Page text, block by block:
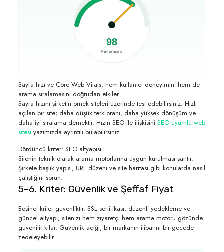
98
Performans
Sayfa hızı ve Core Web Vitals; hem kullanıcı deneyimini hem de
arama sıralamasını doğrudan etkiler.
Sayfa hızını şirketin örnek siteleri üzerinde test edebilirsiniz. Hızlı
açılan bir site; daha düşük terk oranı, daha yüksek dönüşüm ve
daha iyi sıralama demektir. Hızın SEO ile ilişkisini SEO uyumlu web
sitesiyazımızda ayrıntılı bulabilirsiniz.
Dördüncü kriter: SEO altyapısı
Sitenin teknik olarak arama motorlarına uygun kurulması şarttır.
Şirkete başlık yapısı, URL düzeni ve site haritası gibi konularda nasıl
çalıştığını sorun.
5–6. Kriter: Güvenlik ve Şeffaf Fiyat
Beşinci kriter güvenliktir. SSL sertifikası, düzenli yedekleme ve
güncel altyapı; sitenizi hem ziyaretçi hem arama motoru gözünde
güvenilir kılar. Güvenlik açığı, bir markanın itibarını bir gecede
zedeleyebilir.